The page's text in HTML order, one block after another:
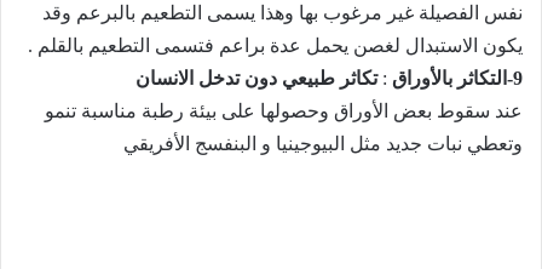
نفس الفصيلة غير مرغوب بها وهذا يسمى التطعيم بالبرعم وقد
يكون الاستبدال لغصن يحمل عدة براعم فتسمى التطعيم بالقلم .
9- التكاثر بالأوراق : تكاثر طبيعي دون تدخل الانسان
عند سقوط بعض الأوراق وحصولها على بيئة رطبة مناسبة تنمو
وتعطي نبات جديد مثل البيوجينيا و البنفسج الأفريقي